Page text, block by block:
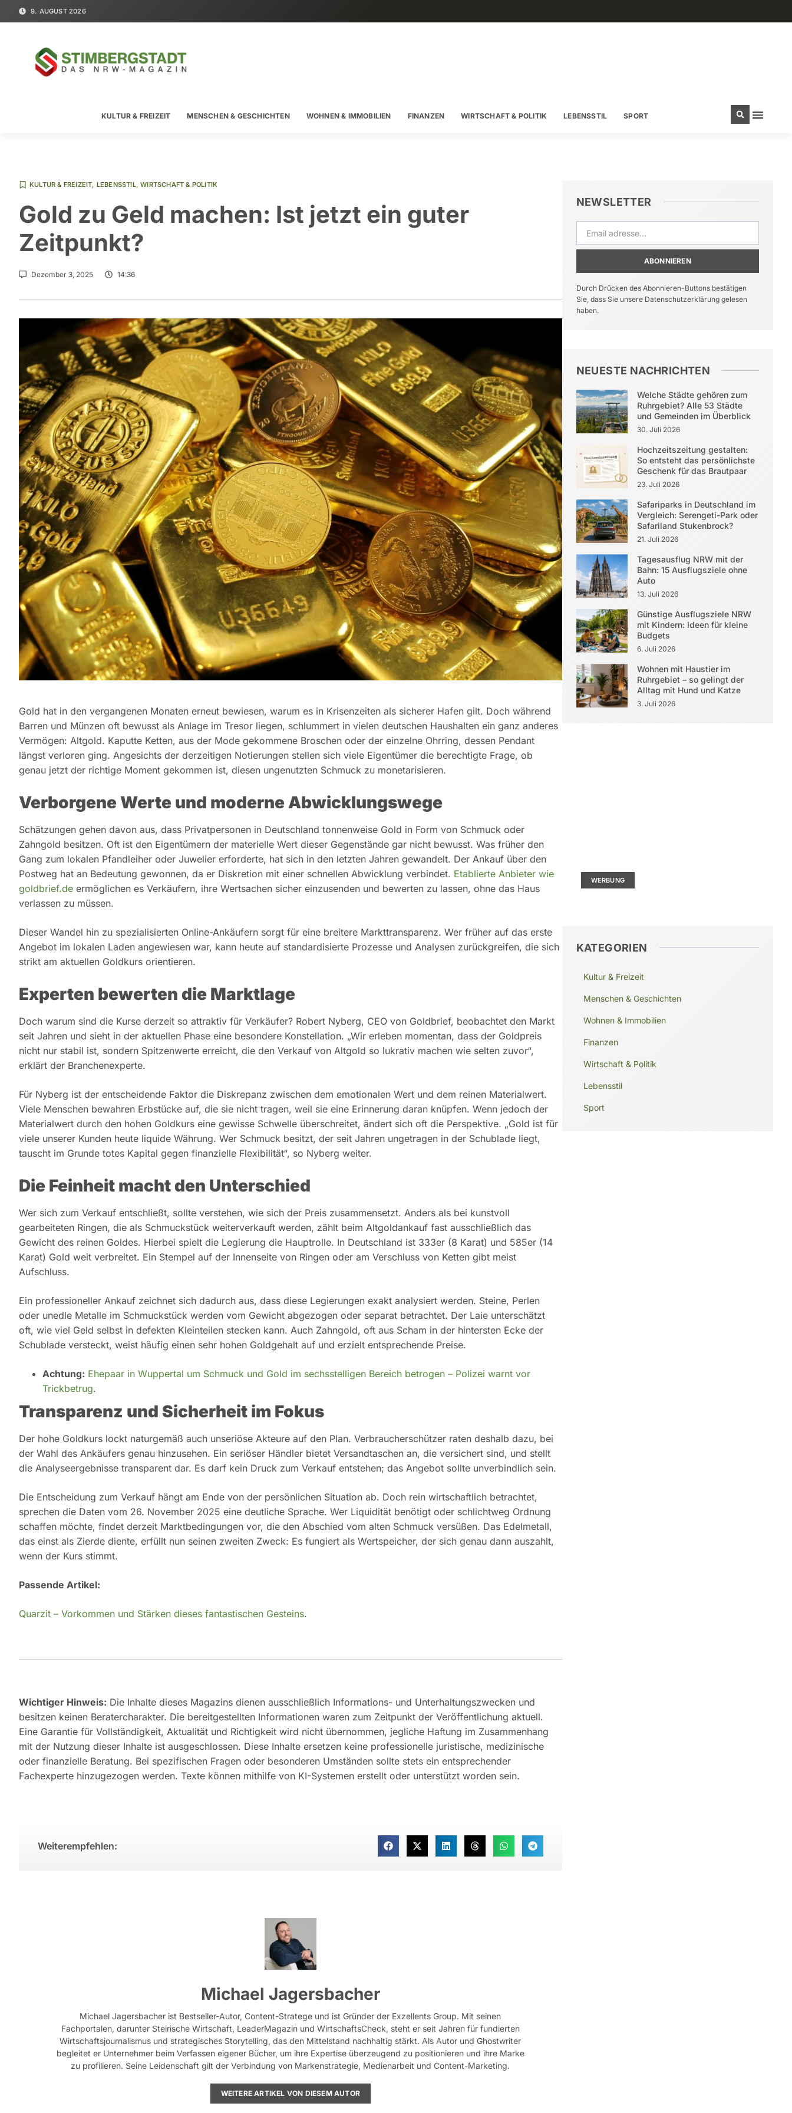
9. AUGUST 2026
KULTUR & FREIZEIT MENSCHEN & GESCHICHTEN WOHNEN & IMMOBILIEN FINANZEN WIRTSCHAFT & POLITIK LEBENSSTIL SPORT
KULTUR & FREIZEIT, LEBENSSTIL,WIRTSCHAFT & POLITIK
Gold zu Geld machen: Ist jetzt ein guter
Zeitpunkt?
Dezember 3, 2025 14:36
Gold hat in den vergangenen Monaten erneut bewiesen, warum es in Krisenzeiten als sicherer Hafen gilt. Doch während
Barren und Münzen oft bewusst als Anlage im Tresor liegen, schlummert in vielen deutschen Haushalten ein ganz anderes
Vermögen: Altgold. Kaputte Ketten, aus der Mode gekommene Broschen oder der einzelne Ohrring, dessen Pendant
längst verloren ging. Angesichts der derzeitigen Notierungen stellen sich viele Eigentümer die berechtigte Frage, ob
genau jetzt der richtige Moment gekommen ist, diesen ungenutzten Schmuck zu monetarisieren.
Verborgene Werte und moderne Abwicklungswege
Schätzungen gehen davon aus, dass Privatpersonen in Deutschland tonnenweise Gold in Form von Schmuck oder
Zahngold besitzen. Oft ist den Eigentümern der materielle Wert dieser Gegenstände gar nicht bewusst. Was früher den
Gang zum lokalen Pfandleiher oder Juwelier erforderte, hat sich in den letzten Jahren gewandelt. Der Ankauf über den
Postweg hat an Bedeutung gewonnen, da er Diskretion mit einer schnellen Abwicklung verbindet. Etablierte Anbieter wie
goldbrief.de ermöglichen es Verkäufern, ihre Wertsachen sicher einzusenden und bewerten zu lassen, ohne das Haus
verlassen zu müssen.
Dieser Wandel hin zu spezialisierten Online-Ankäufern sorgt für eine breitere Markttransparenz. Wer früher auf das erste
Angebot im lokalen Laden angewiesen war, kann heute auf standardisierte Prozesse und Analysen zurückgreifen, die sich
strikt am aktuellen Goldkurs orientieren.
Experten bewerten die Marktlage
Doch warum sind die Kurse derzeit so attraktiv für Verkäufer? Robert Nyberg, CEO von Goldbrief, beobachtet den Markt
seit Jahren und sieht in der aktuellen Phase eine besondere Konstellation. „Wir erleben momentan, dass der Goldpreis
nicht nur stabil ist, sondern Spitzenwerte erreicht, die den Verkauf von Altgold so lukrativ machen wie selten zuvor“,
erklärt der Branchenexperte.
Für Nyberg ist der entscheidende Faktor die Diskrepanz zwischen dem emotionalen Wert und dem reinen Materialwert.
Viele Menschen bewahren Erbstücke auf, die sie nicht tragen, weil sie eine Erinnerung daran knüpfen. Wenn jedoch der
Materialwert durch den hohen Goldkurs eine gewisse Schwelle überschreitet, ändert sich oft die Perspektive. „Gold ist für
viele unserer Kunden heute liquide Währung. Wer Schmuck besitzt, der seit Jahren ungetragen in der Schublade liegt,
tauscht im Grunde totes Kapital gegen finanzielle Flexibilität“, so Nyberg weiter.
Die Feinheit macht den Unterschied
Wer sich zum Verkauf entschließt, sollte verstehen, wie sich der Preis zusammensetzt. Anders als bei kunstvoll
gearbeiteten Ringen, die als Schmuckstück weiterverkauft werden, zählt beim Altgoldankauf fast ausschließlich das
Gewicht des reinen Goldes. Hierbei spielt die Legierung die Hauptrolle. In Deutschland ist 333er (8 Karat) und 585er (14
Karat) Gold weit verbreitet. Ein Stempel auf der Innenseite von Ringen oder am Verschluss von Ketten gibt meist
Aufschluss.
Ein professioneller Ankauf zeichnet sich dadurch aus, dass diese Legierungen exakt analysiert werden. Steine, Perlen
oder unedle Metalle im Schmuckstück werden vom Gewicht abgezogen oder separat betrachtet. Der Laie unterschätzt
oft, wie viel Geld selbst in defekten Kleinteilen stecken kann. Auch Zahngold, oft aus Scham in der hintersten Ecke der
Schublade versteckt, weist häufig einen sehr hohen Goldgehalt auf und erzielt entsprechende Preise.
Achtung: Ehepaar in Wuppertal um Schmuck und Gold im sechsstelligen Bereich betrogen – Polizei warnt vor
Trickbetrug.
Transparenz und Sicherheit im Fokus
Der hohe Goldkurs lockt naturgemäß auch unseriöse Akteure auf den Plan. Verbraucherschützer raten deshalb dazu, bei
der Wahl des Ankäufers genau hinzusehen. Ein seriöser Händler bietet Versandtaschen an, die versichert sind, und stellt
die Analyseergebnisse transparent dar. Es darf kein Druck zum Verkauf entstehen; das Angebot sollte unverbindlich sein.
Die Entscheidung zum Verkauf hängt am Ende von der persönlichen Situation ab. Doch rein wirtschaftlich betrachtet,
sprechen die Daten vom 26. November 2025 eine deutliche Sprache. Wer Liquidität benötigt oder schlichtweg Ordnung
schaffen möchte, findet derzeit Marktbedingungen vor, die den Abschied vom alten Schmuck versüßen. Das Edelmetall,
das einst als Zierde diente, erfüllt nun seinen zweiten Zweck: Es fungiert als Wertspeicher, der sich genau dann auszahlt,
wenn der Kurs stimmt.
Passende Artikel:
Quarzit – Vorkommen und Stärken dieses fantastischen Gesteins.
Wichtiger Hinweis: Die Inhalte dieses Magazins dienen ausschließlich Informations- und Unterhaltungszwecken und
besitzen keinen Beratercharakter. Die bereitgestellten Informationen waren zum Zeitpunkt der Veröffentlichung aktuell.
Eine Garantie für Vollständigkeit, Aktualität und Richtigkeit wird nicht übernommen, jegliche Haftung im Zusammenhang
mit der Nutzung dieser Inhalte ist ausgeschlossen. Diese Inhalte ersetzen keine professionelle juristische, medizinische
oder finanzielle Beratung. Bei spezifischen Fragen oder besonderen Umständen sollte stets ein entsprechender
Fachexperte hinzugezogen werden. Texte können mithilfe von KI-Systemen erstellt oder unterstützt worden sein.
Weiterempfehlen:
Michael Jagersbacher
Michael Jagersbacher ist Bestseller-Autor, Content-Stratege und ist Gründer der Exzellents Group. Mit seinen
Fachportalen, darunter Steirische Wirtschaft, LeaderMagazin und WirtschaftsCheck, steht er seit Jahren für fundierten
Wirtschaftsjournalismus und strategisches Storytelling, das den Mittelstand nachhaltig stärkt. Als Autor und Ghostwriter
begleitet er Unternehmer beim Verfassen eigener Bücher, um ihre Expertise überzeugend zu positionieren und ihre Marke
zu profilieren. Seine Leidenschaft gilt der Verbindung von Markenstrategie, Medienarbeit und Content-Marketing.
WEITERE ARTIKEL VON DIESEM AUTOR
NEWSLETTER
ABONNIEREN
Durch Drücken des Abonnieren-Buttons bestätigen
Sie, dass Sie unsere Datenschutzerklärung gelesen
haben.
NEUESTE NACHRICHTEN
Welche Städte gehören zum
Ruhrgebiet? Alle 53 Städte
und Gemeinden im Überblick
30. Juli 2026
Hochzeitszeitung gestalten:
So entsteht das persönlichste
Geschenk für das Brautpaar
23. Juli 2026
Safariparks in Deutschland im
Vergleich: Serengeti-Park oder
Safariland Stukenbrock?
21. Juli 2026
Tagesausflug NRW mit der
Bahn: 15 Ausflugsziele ohne
Auto
13. Juli 2026
Günstige Ausflugsziele NRW
mit Kindern: Ideen für kleine
Budgets
6. Juli 2026
Wohnen mit Haustier im
Ruhrgebiet – so gelingt der
Alltag mit Hund und Katze
3. Juli 2026
WERBUNG
KATEGORIEN
Kultur & Freizeit
Menschen & Geschichten
Wohnen & Immobilien
Finanzen
Wirtschaft & Politik
Lebensstil
Sport